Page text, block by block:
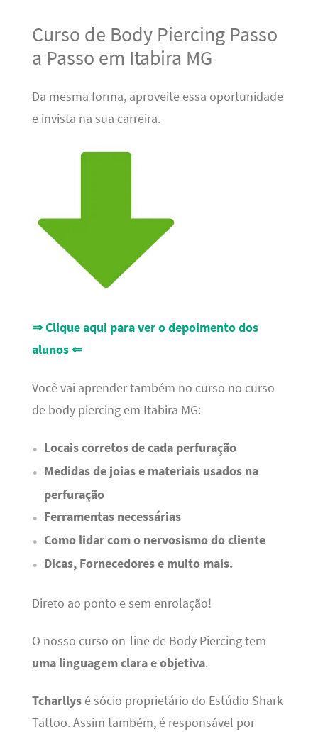
Curso de Body Piercing Passo
a Passo em Itabira MG
Da mesma forma, aproveite essa oportunidade
e invista na sua carreira.
⇒ Clique aqui para ver o depoimento dos
alunos ⇐
Você vai aprender também no curso no curso
de body piercing em Itabira MG:
Locais corretos de cada perfuração
Medidas de joias e materiais usados na
perfuração
Ferramentas necessárias
Como lidar com o nervosismo do cliente
Dicas, Fornecedores e muito mais.
Direto ao ponto e sem enrolação!
O nosso curso on-line de Body Piercing tem
uma linguagem clara e objetiva.
Tcharllysé sócio proprietário do Estúdio Shark
Tattoo. Assim também, é responsável por